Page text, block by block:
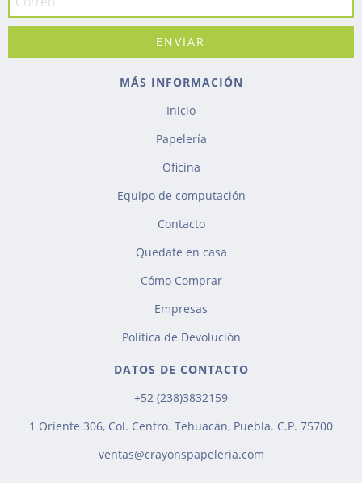
MÁS INFORMACIÓN
Inicio
Papelería
Oficina
Equipo de computación
Contacto
Quedate en casa
Cómo Comprar
Empresas
Política de Devolución
DATOS DE CONTACTO
+52 (238)3832159
1 Oriente 306, Col. Centro. Tehuacán, Puebla. C.P. 75700
ventas@crayonspapeleria.com